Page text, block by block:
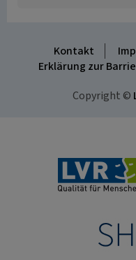
Kontakt
Erklärung zur
Copyright ©